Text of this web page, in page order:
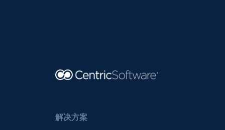
解决方案